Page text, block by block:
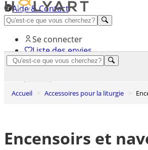
Aide & Contact
Découvrez Premium
Se connecter
Liste des envies
Accueil Accessoires pour la liturgie
Encensoirs et